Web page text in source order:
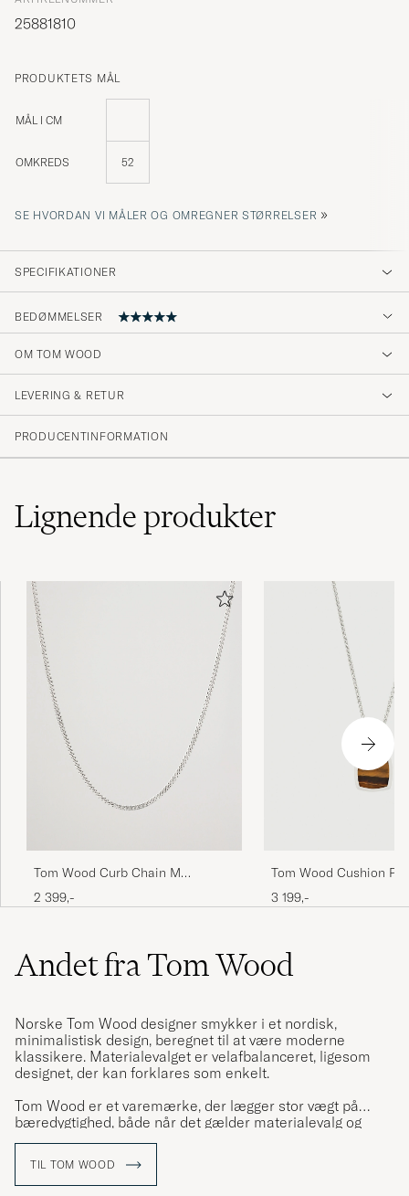
25881810
PRODUKTETS MÅL
MÅL I CM
OMKREDS 52
SE HVORDAN VI MÅLER OG OMREGNER STØRRELSER »
SPECIFIKATIONER
BEDØMMELSER
5
OM TOM WOOD
LEVERING & RETUR
PRODUCENTINFORMATION
Lignendeprodukter
Tom Wood Curb Chain M
Necklace Silver
2 399,-
Tom Wood Cushion
Eye Silver
3 199,-
Andet fra Tom Wood
Norske Tom Wood designer smykker i et nordisk,
minimalistisk design, beregnet til at være moderne
klassikere. Materialevalget er velafbalanceret, ligesom
designet, der kan forklares som enkelt.
Tom Wood er et varemærke, der lægger stor vægt på
bæredygtighed, både når det gælder materialevalg og
kvalitet, samt design og tidløshed. Smykkerne er lavet af
metaller med holdbarhed i tankerne.
TIL TOM WOOD